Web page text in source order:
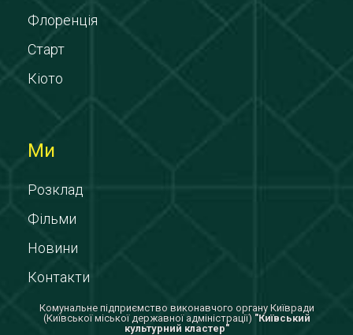
Флоренція
Старт
Кіото
Ми
Розклад
Фільми
Новини
Контакти
Комунальне підприємство виконавчого органу Київради
(Київської міської державної адміністрації) "Київський
культурний кластер"